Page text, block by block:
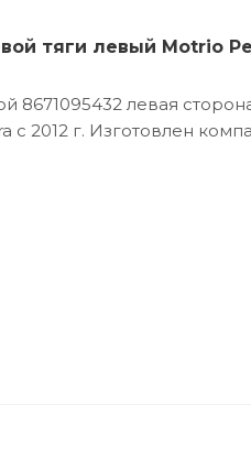
тяги левый Motrio
8671095432 левая
с 2012 г. Изготовлен